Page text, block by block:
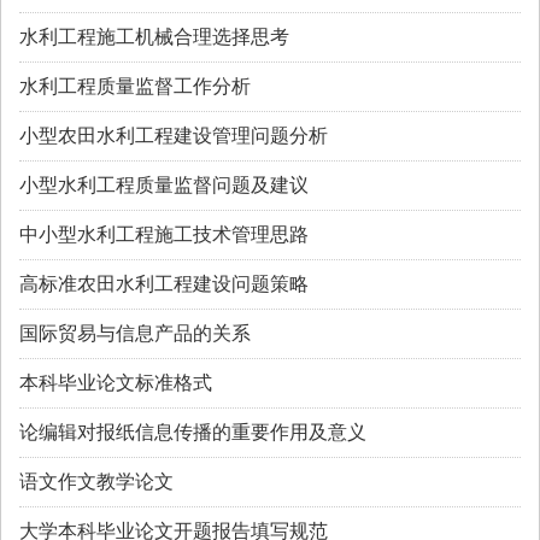
水利工程施工机械合理选择思考
水利工程质量监督工作分析
小型农田水利工程建设管理问题分析
小型水利工程质量监督问题及建议
中小型水利工程施工技术管理思路
高标准农田水利工程建设问题策略
国际贸易与信息产品的关系
本科毕业论文标准格式
论编辑对报纸信息传播的重要作用及意义
语文作文教学论文
大学本科毕业论文开题报告填写规范